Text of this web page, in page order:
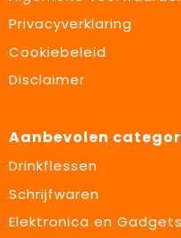
Privacyverklaring
Cookiebeleid
Disclaimer
Aanbevolen
Drinkflessen
Schrijfwaren
Elektronica en Gadgets